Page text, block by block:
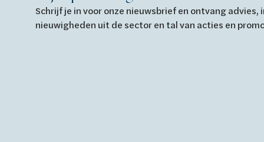
Schrijf je in voor onze nieuwsbrief en ontvang advies,
nieuwigheden uit de sector en tal van acties en